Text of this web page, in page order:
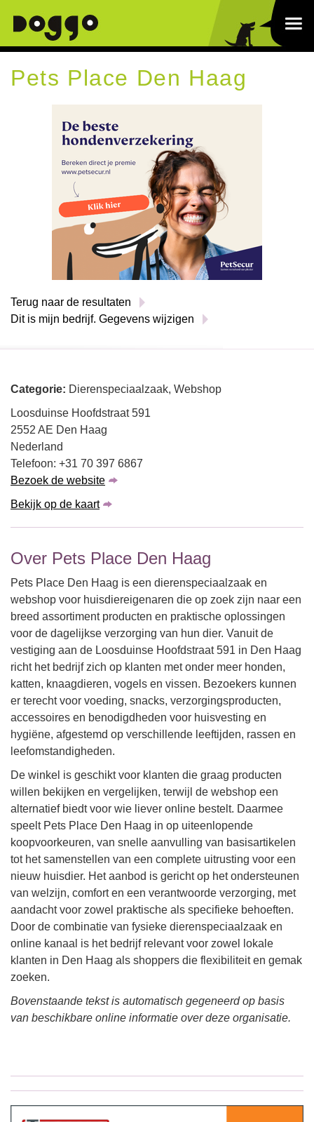
Pets Place Den Haag
Terug naar de resultaten
Dit is mijn bedrijf. Gegevens wijzigen
Categorie: Dierenspeciaalzaak, Webshop
Loosduinse Hoofdstraat 591
2552 AE Den Haag
Nederland
Telefoon: +31 70 397 6867
Bezoek de website
Bekijk op de kaart
Over Pets Place Den Haag
Pets Place Den Haag is een dierenspeciaalzaak en
webshop voor huisdiereigenaren die op zoek zijn naar een
breed assortiment producten en praktische oplossingen
voor de dagelijkse verzorging van hun dier. Vanuit de
vestiging aan de Loosduinse Hoofdstraat 591 in Den Haag
richt het bedrijf zich op klanten met onder meer honden,
katten, knaagdieren, vogels en vissen. Bezoekers kunnen
er terecht voor voeding, snacks, verzorgingsproducten,
accessoires en benodigdheden voor huisvesting en
hygiëne, afgestemd op verschillende leeftijden, rassen en
leefomstandigheden.
De winkel is geschikt voor klanten die graag producten
willen bekijken en vergelijken, terwijl de webshop een
alternatief biedt voor wie liever online bestelt. Daarmee
speelt Pets Place Den Haag in op uiteenlopende
koopvoorkeuren, van snelle aanvulling van basisartikelen
tot het samenstellen van een complete uitrusting voor een
nieuw huisdier. Het aanbod is gericht op het ondersteunen
van welzijn, comfort en een verantwoorde verzorging, met
aandacht voor zowel praktische als specifieke behoeften.
Door de combinatie van fysieke dierenspeciaalzaak en
online kanaal is het bedrijf relevant voor zowel lokale
klanten in Den Haag als shoppers die flexibiliteit en gemak
zoeken.
Bovenstaande tekst is automatisch gegeneerd op basis
van beschikbare online informatie over deze organisatie.